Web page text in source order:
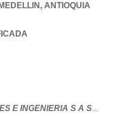
MEDELLIN, ANTIOQUIA
E INGENIERIA S A S...